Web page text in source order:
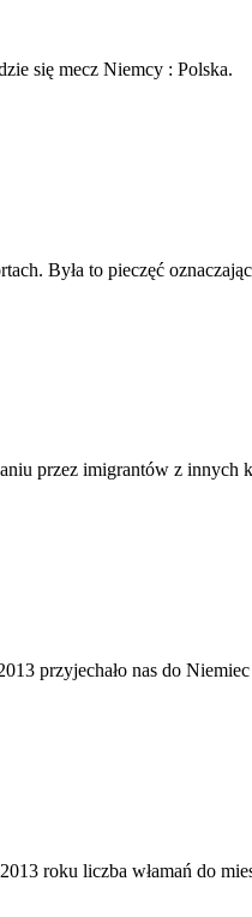
się mecz Niemcy : Polska.
Była to pieczęć
przez imigrantów z
przyjechało nas do
roku liczba włamań do